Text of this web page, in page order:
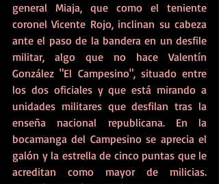
general Miaja, que como el teniente
coronel Vicente Rojo, inclinan su cabeza
ante el paso de la bandera en un desfile
militar, algo que no hace Valentín
González "El Campesino", situado entre
los dos oficiales y que está mirando a
unidades militares que desfilan tras la
enseña nacional republicana. En la
bocamanga del Campesino se aprecia el
galón y la estrella de cinco puntas que le
acreditan como mayor de milicias.